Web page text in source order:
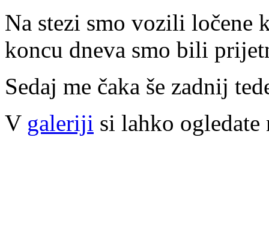
Na stezi smo vozili ločene
koncu dneva smo bili
Sedaj me čaka še zadnij
V galeriji si lahko